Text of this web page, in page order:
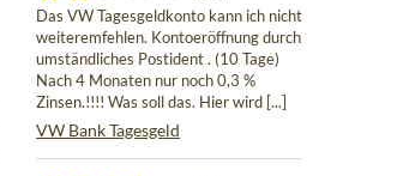
Das VW Tagesgeldkonto kann ich nicht
weiteremfehlen. Kontoeröffnung durch
umständliches Postident . (10 Tage)
Nach 4 Monaten nur noch 0,3 %
Zinsen.!!!! Was soll das. Hier wird [...]
VW Bank Tagesgeld